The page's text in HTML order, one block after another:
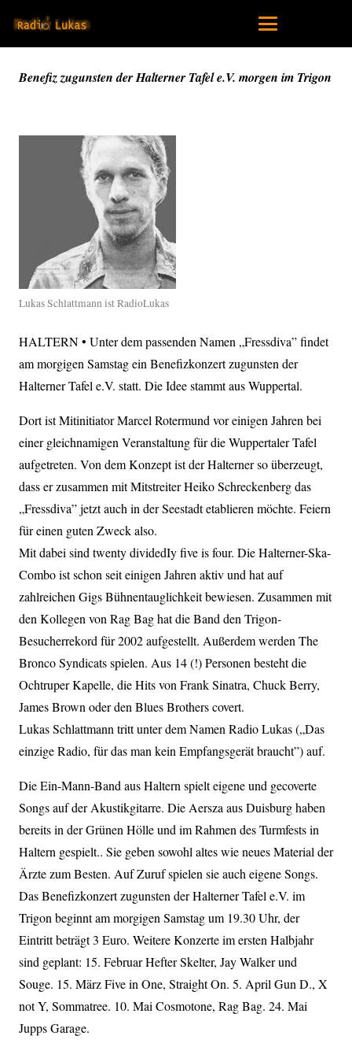
Benefiz zugunsten der Halterner Tafel e.V. morgen im Trigon
Lukas Schlattmann ist RadioLukas
HALTERN • Unter dem passenden Namen „Fressdiva” findet
am morgigen Samstag ein Benefizkonzert zugunsten der
Halterner Tafel e.V. statt. Die Idee stammt aus Wuppertal.
Dort ist Mitinitiator Marcel Rotermund vor einigen Jahren bei
einer gleichnamigen Veranstaltung für die Wuppertaler Tafel
aufgetreten. Von dem Konzept ist der Halterner so überzeugt,
dass er zusammen mit Mitstreiter Heiko Schreckenberg das
„Fressdiva” jetzt auch in der Seestadt etablieren möchte. Feiern
für einen guten Zweck also.
Mit dabei sind twenty dividedIy five is four. Die Halterner-Ska-
Combo ist schon seit einigen Jahren aktiv und hat auf
zahlreichen Gigs Bühnentauglichkeit bewiesen. Zusammen mit
den Kollegen von Rag Bag hat die Band den Trigon-
Besucherrekord für 2002 aufgestellt. Außerdem werden The
Bronco Syndicats spielen. Aus 14 (!) Personen besteht die
Ochtruper Kapelle, die Hits von Frank Sinatra, Chuck Berry,
James Brown oder den Blues Brothers covert.
Lukas Schlattmann tritt unter dem Namen Radio Lukas („Das
einzige Radio, für das man kein Empfangsgerät braucht”) auf.
Die Ein-Mann-Band aus Haltern spielt eigene und gecoverte
Songs auf der Akustikgitarre. Die Aersza aus Duisburg haben
bereits in der Grünen Hölle und im Rahmen des Turmfests in
Haltern gespielt.. Sie geben sowohl altes wie neues Material der
Ärzte zum Besten. Auf Zuruf spielen sie auch eigene Songs.
Das Benefizkonzert zugunsten der Halterner Tafel e.V. im
Trigon beginnt am morgigen Samstag um 19.30 Uhr, der
Eintritt beträgt 3 Euro. Weitere Konzerte im ersten Halbjahr
sind geplant: 15. Februar Hefter Skelter, Jay Walker und
Souge. 15. März Five in One, Straight On. 5. April Gun D., X
not Y, Sommatree. 10. Mai Cosmotone, Rag Bag. 24. Mai
Jupps Garage.